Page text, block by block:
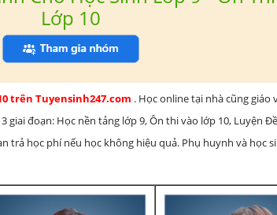
Lớp 10
trên Tuyensinh247.com . Học online tại nhà cũng giáo
giai đoạn: Học nền tảng lớp 9, Ôn thi vào lớp 10, Luyện
trả học phí nếu học không hiệu quả. Phụ huynh và học